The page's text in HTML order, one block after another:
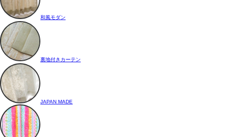
和風モダン
裏地付きカーテン
JAPAN MADE